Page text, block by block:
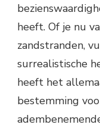
heeft. Of je nu
zandstranden,
surrealistische
heeft het
bestemming